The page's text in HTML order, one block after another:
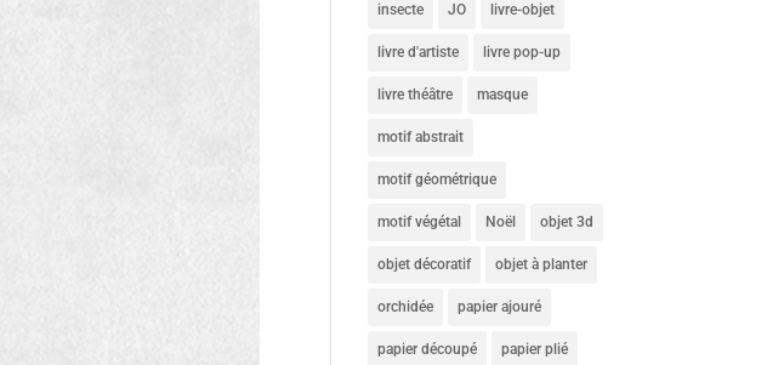
insecte JO livre-objet
livre d'artiste livre pop-up
livre théâtre masque
motif abstrait
motif géométrique
motif végétal Noël objet 3d
objet décoratif objet à planter
orchidée papier ajouré
papier découpé papier plié